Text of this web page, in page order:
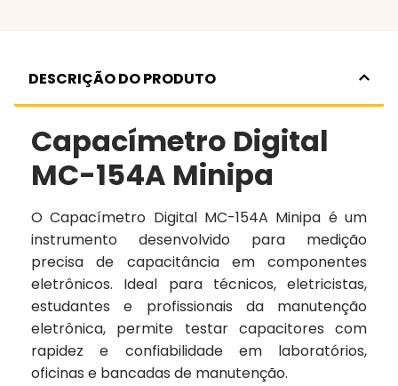
DESCRIÇÃO DO PRODUTO
Capacímetro Digital
MC-154A Minipa
O Capacímetro Digital MC-154A Minipa é um
instrumento desenvolvido para medição
precisa de capacitância em componentes
eletrônicos. Ideal para técnicos, eletricistas,
estudantes e profissionais da manutenção
eletrônica, permite testar capacitores com
rapidez e confiabilidade em laboratórios,
oficinas e bancadas de manutenção.